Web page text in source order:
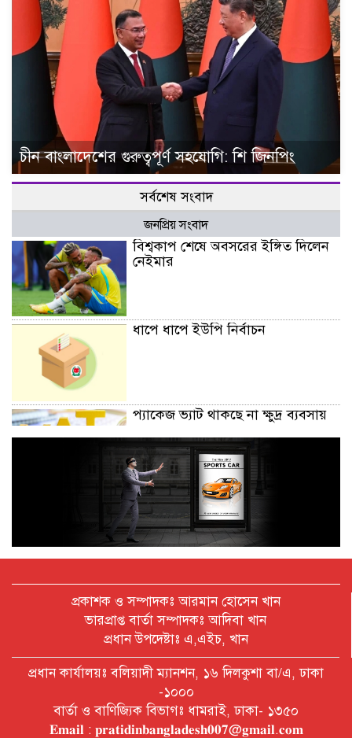
চীন বাংলাদেশের গুরুত্বপূর্ণ সহযোগি: শি জিনপিং
সর্বশেষ সংবাদ
জনপ্রিয় সংবাদ
বিশ্বকাপ শেষে অবসরের ইঙ্গিত দিলেন
নেইমার
ধাপে ধাপে ইউপি নির্বাচন
প্যাকেজ ভ্যাট থাকছে না ক্ষুদ্র ব্যবসায়
অক্টোবরে স্থানীয় সরকার নির্বাচন
আয়োজনের লক্ষ্যে প্রস্তুতি চলছে : ইসি
বিদেশ সফরে দেশের মানুষের স্বার্থ নিয়ে
কথা বলেছি : প্রধানমন্ত্রী
চীন বাংলাদেশের গুরুত্বপূর্ণ সহযোগি:
শি জিনপিং
প্রকাশক ও সম্পাদকঃ আরমান হোসেন খান
ভারপ্রাপ্ত বার্তা সম্পাদকঃ আদিবা খান
প্রধান উপদেষ্টাঃ এ,এইচ, খান
প্রধান কার্যালয়ঃ বলিয়াদী ম্যানশন, ১৬ দিলকুশা বা/এ, ঢাকা
-১০০০
বার্তা ও বাণিজ্যিক বিভাগঃ ধামরাই, ঢাকা- ১৩৫০
𝐄𝐦𝐚𝐢𝐥 : 𝐩𝐫𝐚𝐭𝐢𝐝𝐢𝐧𝐛𝐚𝐧𝐠𝐥𝐚𝐝𝐞𝐬𝐡𝟎𝟎𝟕@𝐠𝐦𝐚𝐢𝐥.𝐜𝐨𝐦